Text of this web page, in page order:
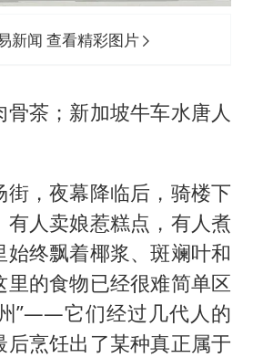
新闻 查看精彩图片
茶；新加坡牛车水唐人
街，夜幕降临后，骑楼下
有人卖娘惹糕点，有人煮
始终飘着椰浆、斑斓叶和
里的食物已经很难简单区
”——它们经过几代人的
后烹饪出了某种真正属于